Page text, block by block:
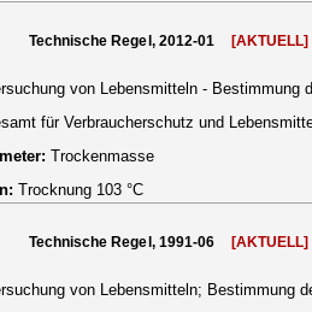
Technische Regel, 2012-01 [AKTUELL]
von Lebensmitteln - Bestimmung
für Verbraucherschutz und
Trockenmasse
Trocknung 103 °C
Technische Regel, 1991-06 [AKTUELL]
von Lebensmitteln; Bestimmung